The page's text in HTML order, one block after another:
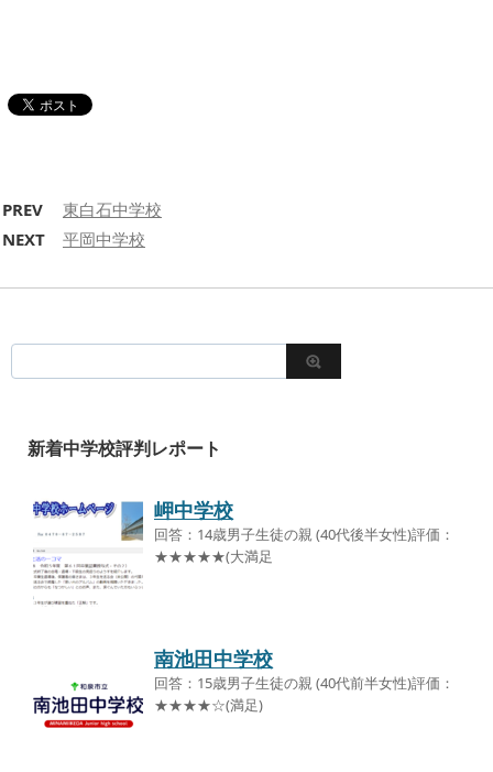
PREV
東白石中学校
NEXT
平岡中学校
新着中学校評判レポート
岬中学校
回答：14歳男子生徒の親 (40代後半女性)評価：
★★★★★(大満足
南池田中学校
回答：15歳男子生徒の親 (40代前半女性)評価：
★★★★☆(満足)